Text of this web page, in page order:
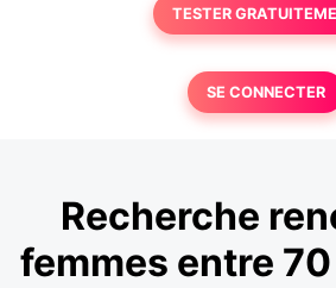
TESTER
SE CONNECTER
Recherche
femmes entre